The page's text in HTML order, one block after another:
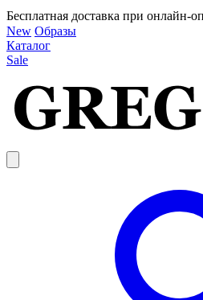
Бесплатная доставка при онлайн-
New Образы
Каталог
Sale